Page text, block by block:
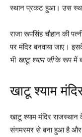
स्थान प्रकट हुआ। उस
राजा रूपसिंह चौहान की
पर मंदिर बनवाया जाए।
भी खाटू श्याम जीके रूप में
खाटू श्याम
खाटू श्याम मंदिर
संगमरमर से बना हुआ है और